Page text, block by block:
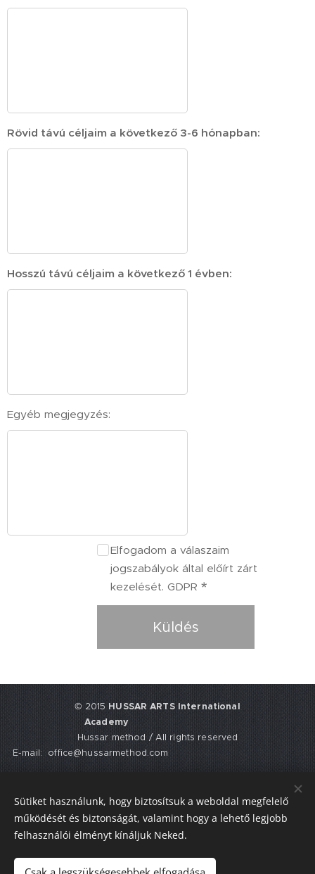
Rövid távú céljaim a következő 3-6 hónapban:
Hosszú távú céljaim a következő 1 évben:
Egyéb megjegyzés:
Elfogadom a válaszaim
jogszabályok által előírt zárt
kezelését. GDPR
Küldés
© 2015 HUSSAR ARTS International
Academy
Hussar method / All rights reserved
E-mail: office@hussarmethod.com
UTR: 2352617911
Cookies
Languages
Sütiket használunk, hogy biztosítsuk a weboldal megfelelő
működését és biztonságát, valamint hogy a lehető legjobb
felhasználói élményt kínáljuk Neked.